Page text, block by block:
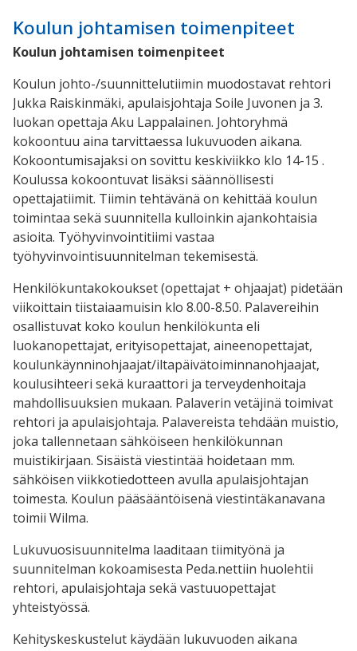
Koulun johtamisen toimenpiteet
Koulun johtamisen toimenpiteet
Koulun johto-/suunnittelutiimin muodostavat rehtori
Jukka Raiskinmäki, apulaisjohtaja Soile Juvonen ja 3.
luokan opettaja Aku Lappalainen. Johtoryhmä
kokoontuu aina tarvittaessa lukuvuoden aikana.
Kokoontumisajaksi on sovittu keskiviikko klo 14-15 .
Koulussa kokoontuvat lisäksi säännöllisesti
opettajatiimit. Tiimin tehtävänä on kehittää koulun
toimintaa sekä suunnitella kulloinkin ajankohtaisia
asioita. Työhyvinvointitiimi vastaa
työhyvinvointisuunnitelman tekemisestä.
Henkilökuntakokoukset (opettajat + ohjaajat) pidetään
viikoittain tiistaiaamuisin klo 8.00-8.50. Palavereihin
osallistuvat koko koulun henkilökunta eli
luokanopettajat, erityisopettajat, aineenopettajat,
koulunkäynninohjaajat/iltapäivätoiminnanohjaajat,
koulusihteeri sekä kuraattori ja terveydenhoitaja
mahdollisuuksien mukaan. Palaverin vetäjinä toimivat
rehtori ja apulaisjohtaja. Palavereista tehdään muistio,
joka tallennetaan sähköiseen henkilökunnan
muistikirjaan. Sisäistä viestintää hoidetaan mm.
sähköisen viikkotiedotteen avulla apulaisjohtajan
toimesta. Koulun pääsääntöisenä viestintäkanavana
toimii Wilma.
Lukuvuosisuunnitelma laaditaan tiimityönä ja
suunnitelman kokoamisesta Peda.nettiin huolehtii
rehtori, apulaisjohtaja sekä vastuuopettajat
yhteistyössä.
Kehityskeskustelut käydään lukuvuoden aikana